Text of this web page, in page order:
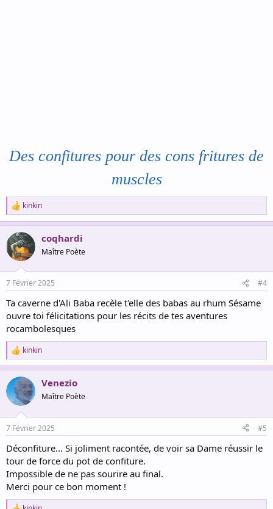
Des confitures pour des cons fritures de
muscles
R
e
a
c
t
i
s
kinkin
coqhardi
Maître Poète
7 Février 2025 #4
Ta caverne d'Ali Baba recèle t'elle des babas au rhum Sésame
ouvre toi félicitations pour les récits de tes aventures
rocambolesques
R
e
a
c
t
i
s
kinkin
Venezio
Maître Poète
7 Février 2025 #5
Déconfiture... Si joliment racontée, de voir sa Dame réussir le
tour de force du pot de confiture.
Impossible de ne pas sourire au final.
Merci pour ce bon moment !